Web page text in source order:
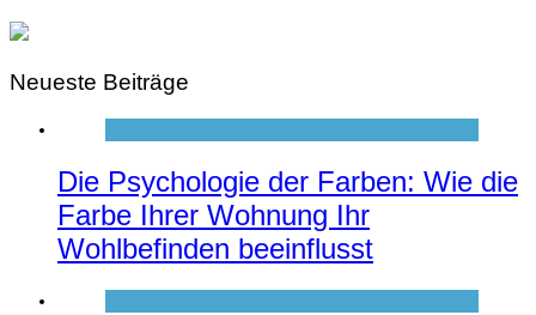
Neueste Beiträge
Die Psychologie der Farben: Wie die
Farbe Ihrer Wohnung Ihr
Wohlbefinden beeinflusst